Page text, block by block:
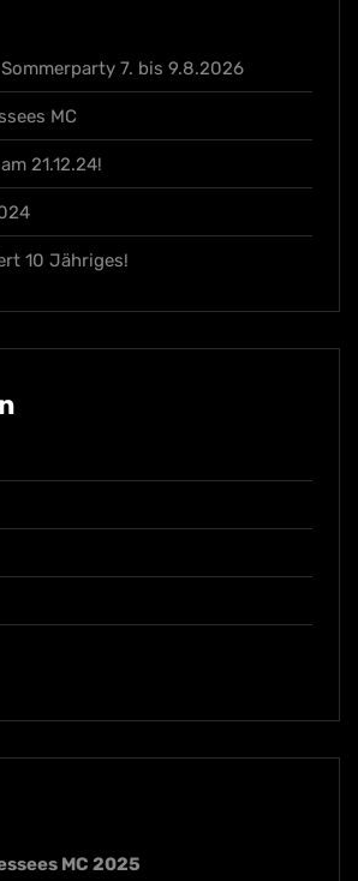
7. bis 9.8.2026
MC
21.12.24!
10 Jähriges!
MC 2025